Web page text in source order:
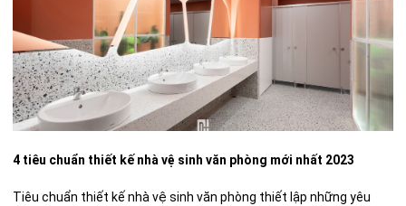
4 tiêu chuẩn thiết kế nhà vệ sinh văn phòng mới nhất 2023
Tiêu chuẩn thiết kế nhà vệ sinh văn phòng thiết lập những yêu